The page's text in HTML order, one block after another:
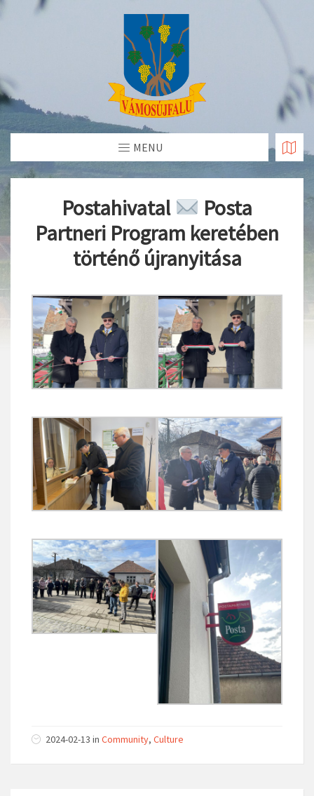
Skip
MENU
Postahivatal
Posta
Partneri Program keretében
történő újranyitása
2024-02-13 in Community, Culture